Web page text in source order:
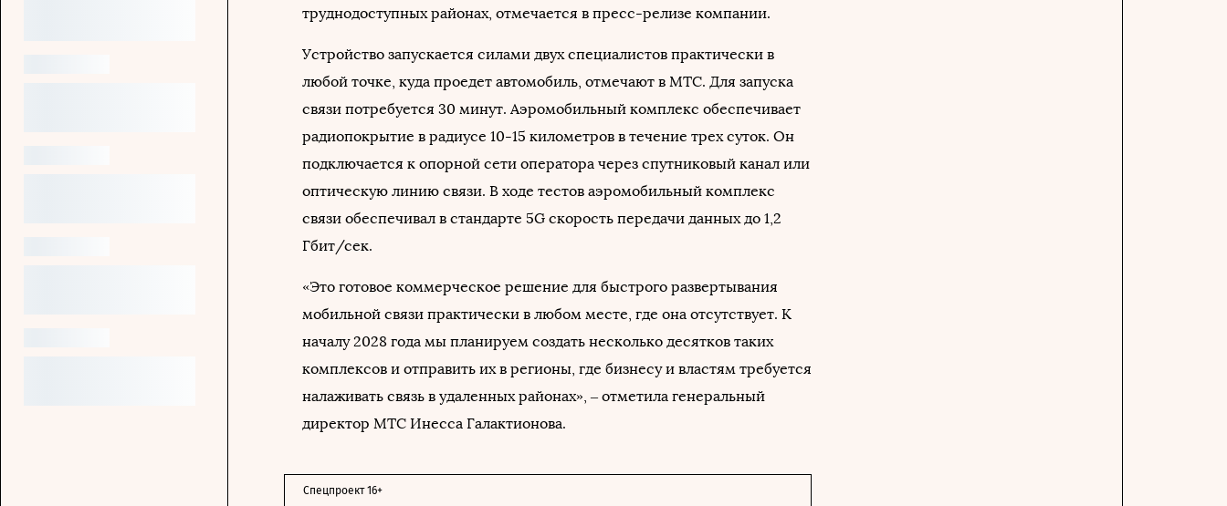
труднодоступных районах, отмечается в пресс-релизе компании.
Устройство запускается силами двух специалистов практически в
любой точке, куда проедет автомобиль, отмечают в МТС. Для запуска
связи потребуется 30 минут. Аэромобильный комплекс обеспечивает
радиопокрытие в радиусе 10-15 километров в течение трех суток. Он
подключается к опорной сети оператора через спутниковый канал или
оптическую линию связи. В ходе тестов аэромобильный комплекс
связи обеспечивал в стандарте 5G скорость передачи данных до 1,2
Гбит/сек.
«Это готовое коммерческое решение для быстрого развертывания
мобильной связи практически в любом месте, где она отсутствует. К
началу 2028 года мы планируем создать несколько десятков таких
комплексов и отправить их в регионы, где бизнесу и властям требуется
налаживать связь в удаленных районах», – отметила генеральный
директор МТС Инесса Галактионова.
Спецпроект 16+